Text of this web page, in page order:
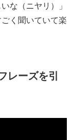
な（ニヤリ）」
く聞いていて楽
レーズを引